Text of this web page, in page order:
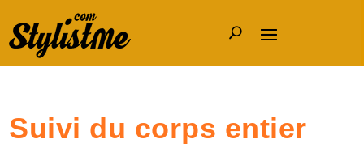
Suivi du corps entier